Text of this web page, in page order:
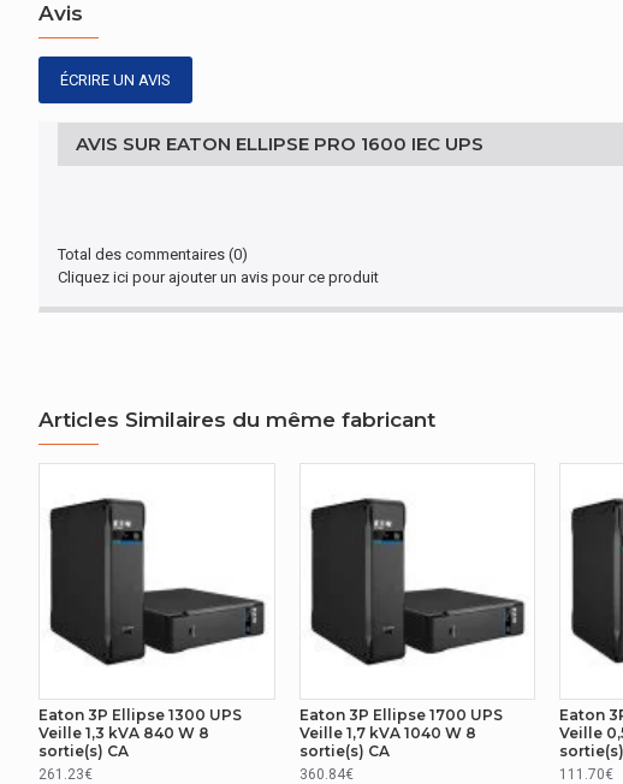
GESTION D'ÉNERGIE
capacité de la puissance de sortie
tension de voltage à l'entrée (min)
tension de voltage à l'entrée (max)
Quantité des sorties
Types de sortie AC
AUTRES CARACTÉRISTIQUES
Nom du produit
CERTIFICAT
Avis
ÉCRIRE UN AVIS
AVIS SUR EATON ELLIPSE PRO 1600 IEC UPS
Total des commentaires (0)
Cliquez ici pour ajouter un avis pour ce produit
Articles Similaires du même fabricant
Eaton 3P Ellipse 1300 UPS
Veille 1,3 kVA 840 W 8
sortie(s) CA
261.23€
Eaton 3P Ellipse 1700 UPS
Veille 1,7 kVA 1040 W 8
sortie(s) CA
360.84€
Eaton
Veille
111.70€